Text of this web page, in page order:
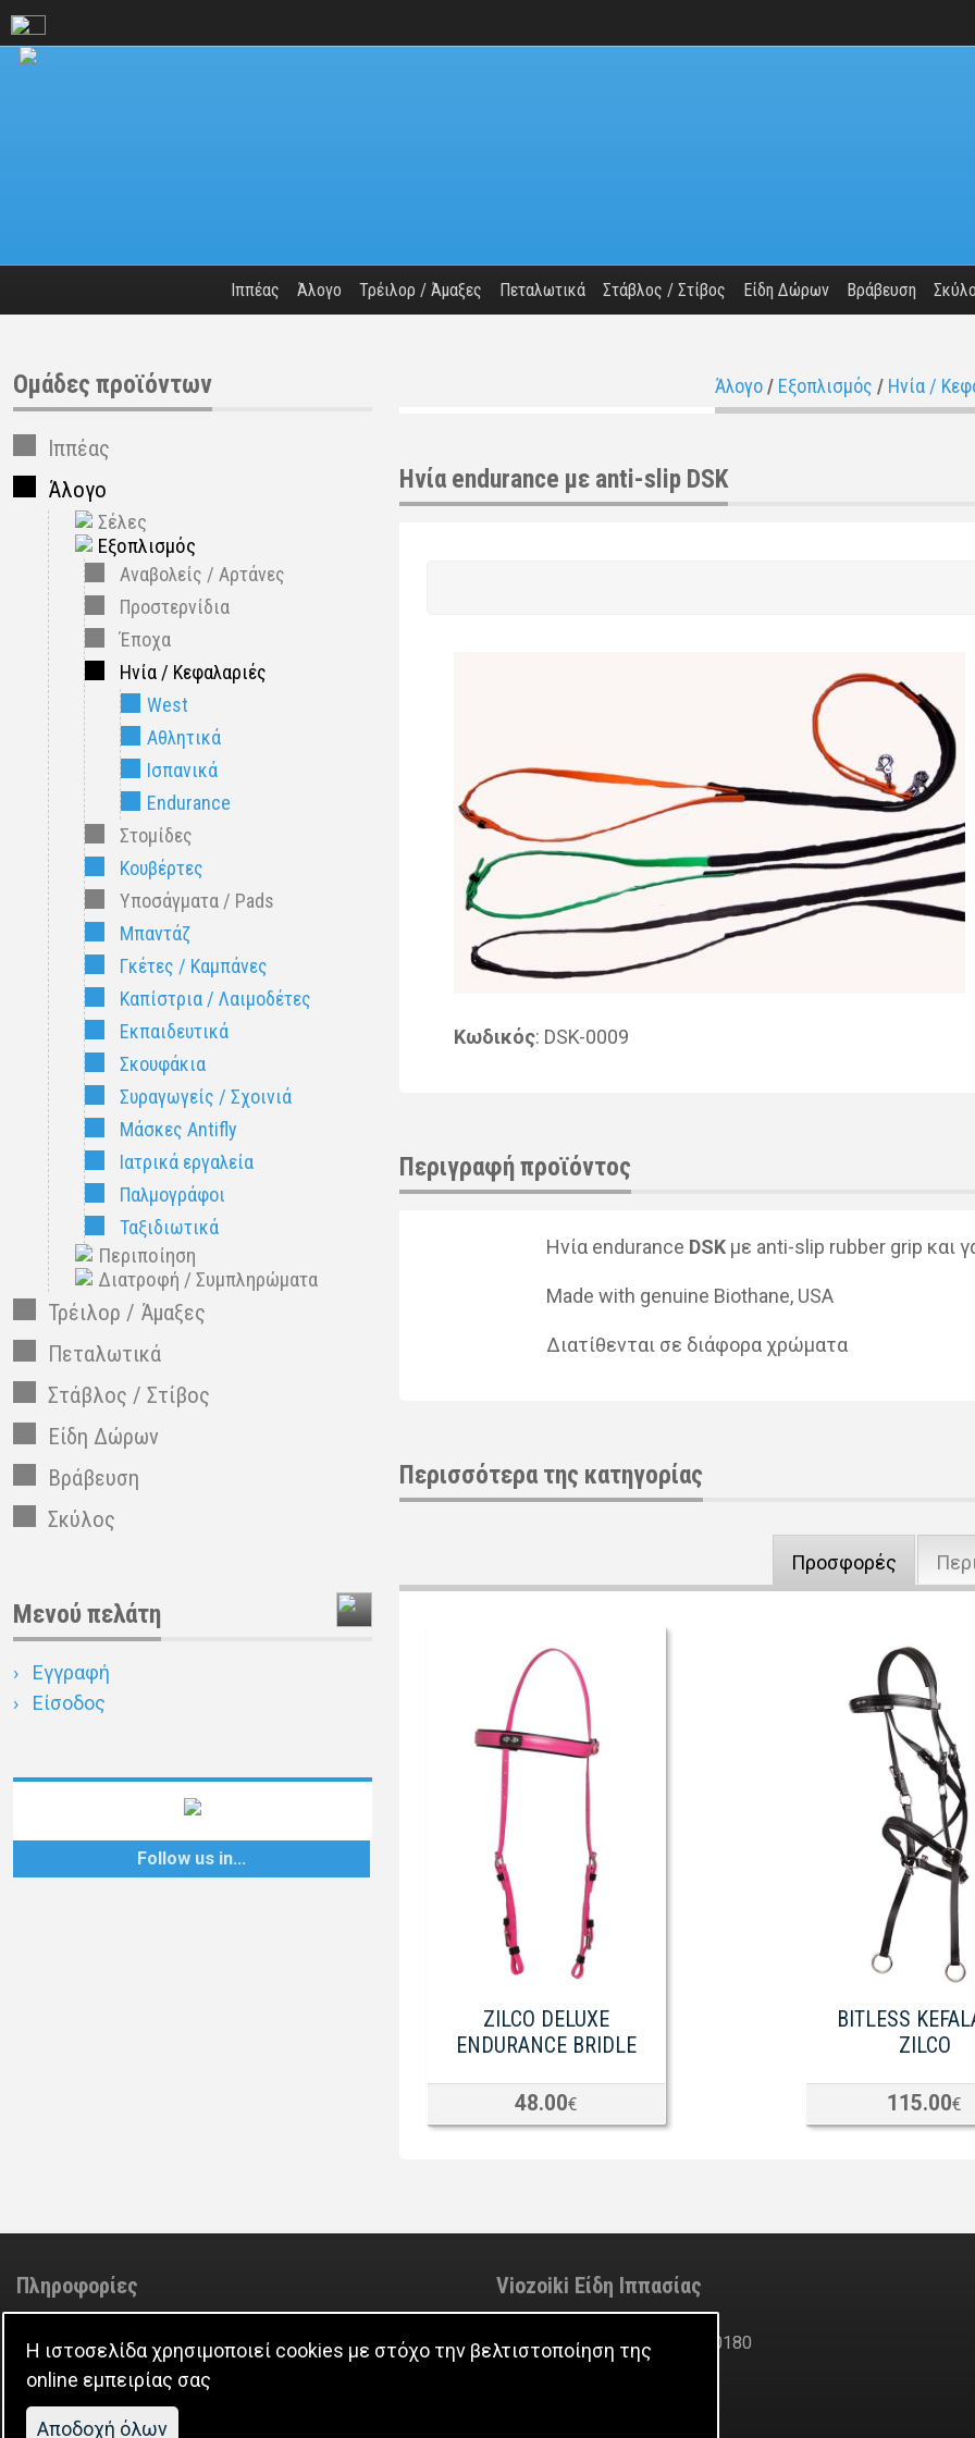
Ιππέας Άλογο Τρέιλορ / Άμαξες Πεταλωτικά Στάβλος / Στίβος Είδη Δώρων Βράβευση
Άλογο/ Εξοπλισμός / Ηνία /
Ηνία endurance με anti-slip DSK
Κωδικός: DSK-0009
Περιγραφή προϊόντος
Ηνία endurance DSKμε anti-slip rubber grip και
Made with genuine Biothane, USA
Δια­τί­θε­νται σε διά­φο­ρα χρώ­μα­τα
Περισσότερα της κατηγορίας
Προσφορές
ZILCO DELUXE
ENDURANCE BRIDLE
48.00€
BITLESS
ZILCO
115.00€
Ομάδες προϊόντων
Ιππέας
Άλογο
Σέλες
Εξοπλισμός
Αναβολείς / Αρτάνες
Προστερνίδια
Έποχα
Ηνία / Κεφαλαριές
West
Aθλητικά
Ισπανικά
Endurance
Στομίδες
Κουβέρτες
Υποσάγματα / Pads
Μπαντάζ
Γκέτες / Καμπάνες
Καπίστρια / Λαιμοδέτες
Εκπαιδευτικά
Σκουφάκια
Συραγωγείς / Σχοινιά
Μάσκες Antifly
Ιατρικά εργαλεία
Παλμογράφοι
Ταξιδιωτικά
Περιποίηση
Διατροφή / Συμπληρώματα
Τρέιλορ / Άμαξες
Πεταλωτικά
Στάβλος / Στίβος
Είδη Δώρων
Βράβευση
Σκύλος
Μενού πελάτη
Εγγραφή
Είσοδος
Πληροφορίες
Adminstrator
Επικοινωνία
Π.Π. Προσωπικών Δεδομένων
Χρήση Cookies
Viozoiki Είδη Ιππασίας
moc
.
ikiozoiv
@
ofni
Τηλέφωνο: +30 2310770180
Fax: +30 2310763089
Η ιστοσελίδα χρησιμοποιεί cookies με στόχο την βελτιστοποίηση της
online εμπειρίας σας
Aποδοχή όλων